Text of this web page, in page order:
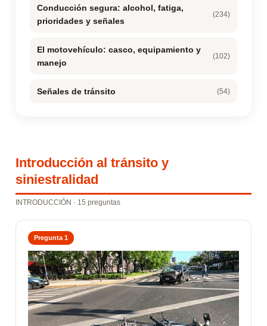
Conducción segura: alcohol, fatiga,
prioridades y señales
(234)
El motovehículo: casco, equipamiento y
manejo
(102)
Señales de tránsito (54)
Introducción al tránsito y
siniestralidad
INTRODUCCIÓN · 15 preguntas
Pregunta 1